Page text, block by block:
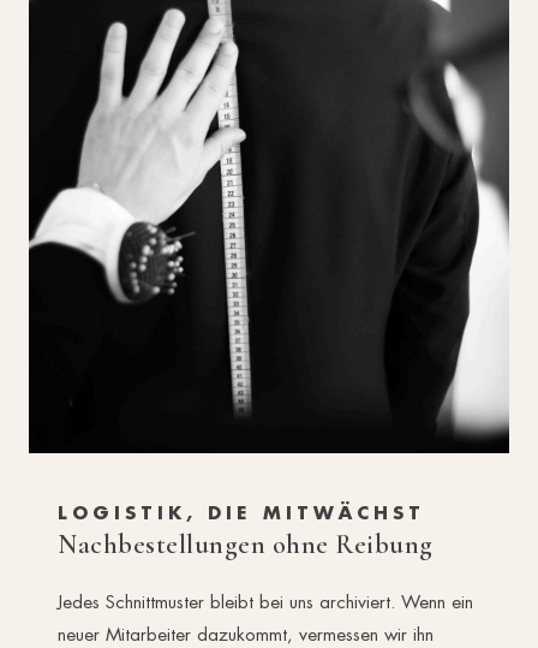
LOGISTIK, DIE MITWÄCHST
Nachbestellungen ohne Reibung
Jedes Schnittmuster bleibt bei uns archiviert. Wenn ein
neuer Mitarbeiter dazukommt, vermessen wir ihn